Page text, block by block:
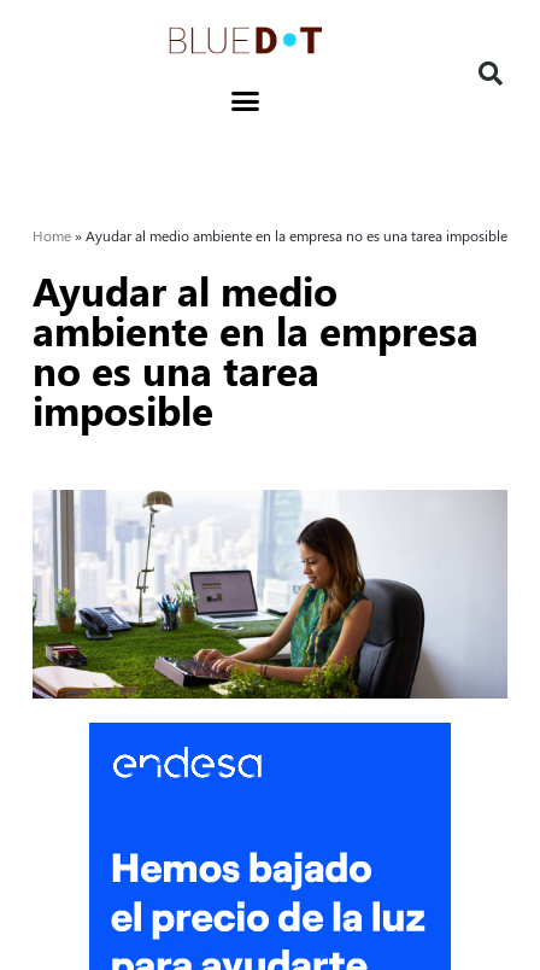
Home»Ayudar al medio ambiente en la empresa no es una tarea imposible
Ayudar al medio
ambiente en la empresa
no es una tarea
imposible